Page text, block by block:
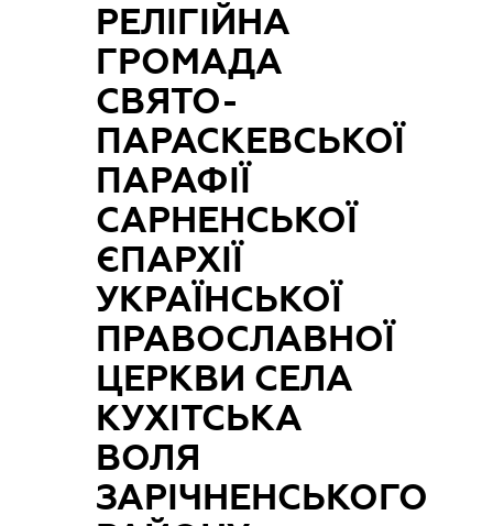
РЕЛІГІЙНА
ГРОМАДА
СВЯТО-
ПАРАСКЕВСЬКОЇ
ПАРАФІЇ
САРНЕНСЬКОЇ
ЄПАРХІЇ
УКРАЇНСЬКОЇ
ПРАВОСЛАВНОЇ
ЦЕРКВИ СЕЛА
КУХІТСЬКА
ВОЛЯ
ЗАРІЧНЕНСЬКОГО